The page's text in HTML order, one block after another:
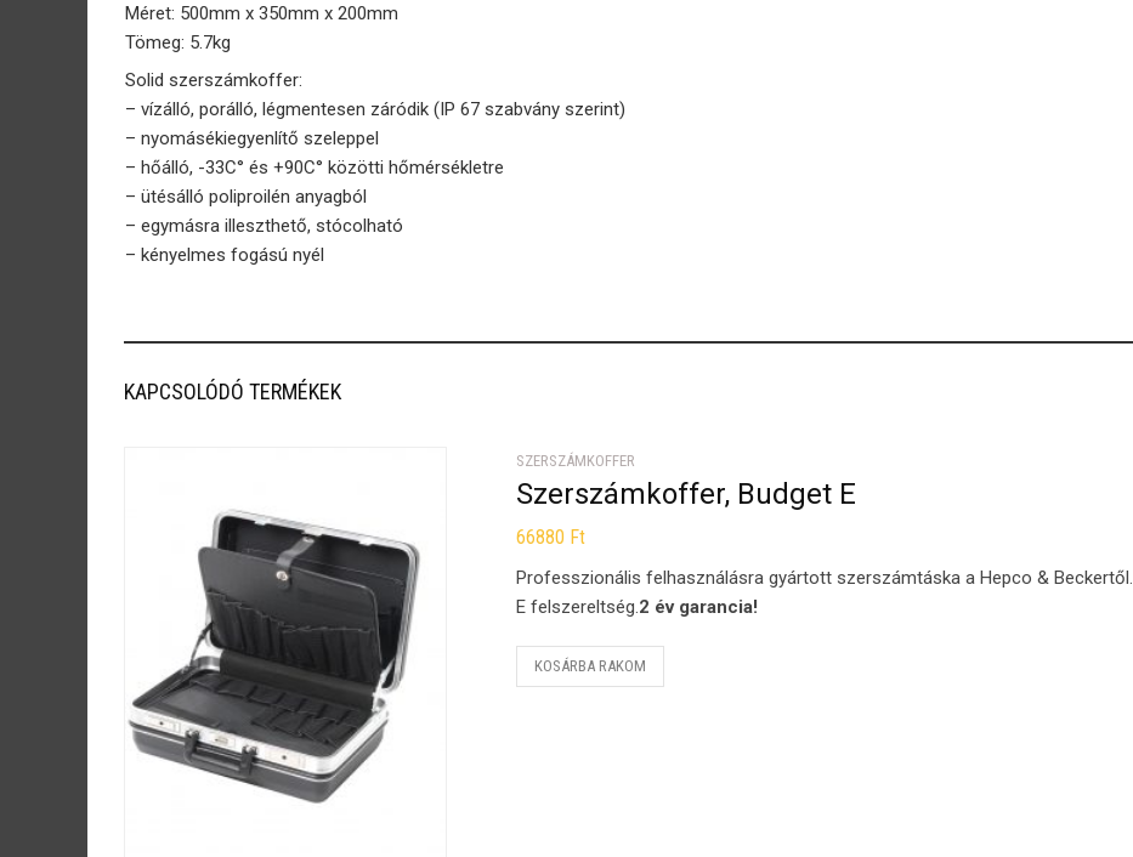
Méret: 500mm x 350mm x 200mm
Tömeg: 5.7kg
Solid szerszámkoffer:
– vízálló, porálló, légmentesen záródik (IP 67 szabvány szerint)
– nyomásékiegyenlítő szeleppel
– hőálló, -33C° és +90C° közötti hőmérsékletre
– ütésálló poliproilén anyagból
– egymásra illeszthető, stócolható
– kényelmes fogású nyél
KAPCSOLÓDÓ TERMÉKEK
SZERSZÁMKOFFER
Szerszámkoffer, Budget E
66880 Ft
Professzionális felhasználásra gyártott szerszámtáska a Hepco & Beckertől.
E felszereltség.2 év garancia!
KOSÁRBA RAKOM